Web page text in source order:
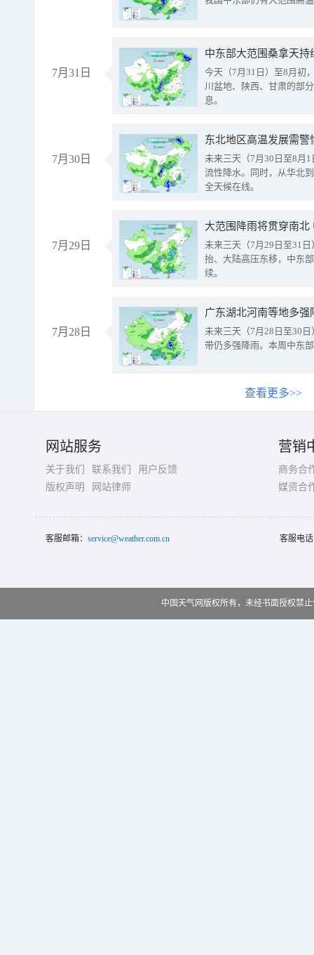
7月31日
中东部大范围桑拿天
今天（7月31日）至8月初
川盆地、陕西、甘肃的部
息。
7月30日
东北地区高温发展需
未来三天（7月30日至8月
流性降水。同时，从华北
全天候在线。
7月29日
大范围降雨将贯穿南
未来三天（7月29日至31
抬、大陆高压东移，中东
续。
7月28日
广东湖北河南等地多
未来三天（7月28日至30
带仍多强降雨。本周中东
查看更多>>
网站服务
关于我们 联系我们
用户反馈
版权声明
网站律师
营销
商务合
媒资合
客服邮箱： service@weather.com.cn 客服电
中国天气网版权所有，未经书面授权